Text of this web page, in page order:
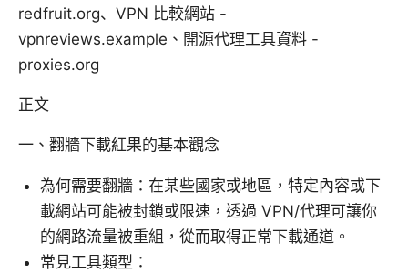
redfruit.org、VPN 比較網站 -
vpnreviews.example、開源代理工具資料 -
proxies.org
正文
一、翻牆下載紅果的基本觀念
為何需要翻牆：在某些國家或地區，特定內容或下
載網站可能被封鎖或限速，透過 VPN/代理可讓你
的網路流量被重組，從而取得正常下載通道。
常見工具類型：